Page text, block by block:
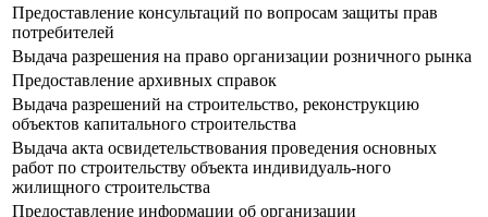
Предоставление консультаций по вопросам защиты прав
потребителей
Выдача разрешения на право организации розничного рынка
Предоставление архивных справок
Выдача разрешений на строительство, реконструкцию
объектов капитального строительства
Выдача акта освидетельствования проведения основных
работ по строительству объекта индивидуаль-ного
жилищного строительства
Предоставление информации об организации